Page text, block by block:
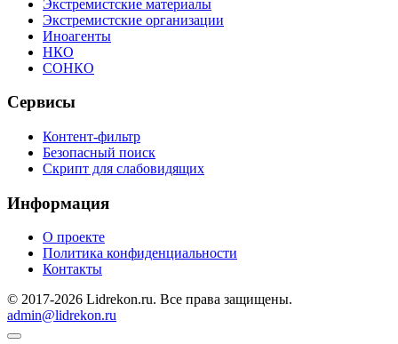
Экстремистские материалы
Экстремистские организации
Иноагенты
НКО
СОНКО
Сервисы
Контент-фильтр
Безопасный поиск
Скрипт для слабовидящих
Информация
О проекте
Политика конфиденциальности
Контакты
© 2017-2026 Lidrekon.ru. Все права защищены.
admin@lidrekon.ru